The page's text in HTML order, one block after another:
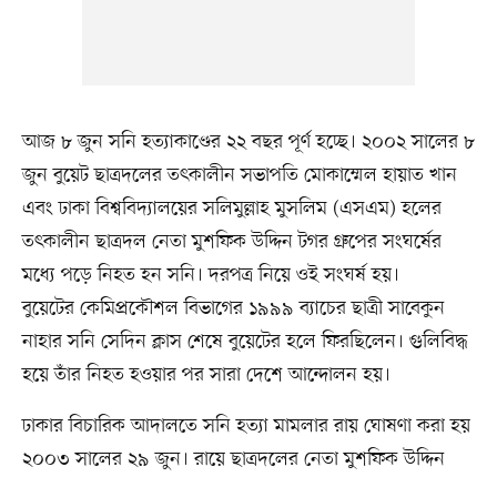
আজ ৮ জুন সনি হত্যাকাণ্ডের ২২ বছর পূর্ণ হচ্ছে। ২০০২ সালের ৮
জুন বুয়েট ছাত্রদলের তৎকালীন সভাপতি মোকাম্মেল হায়াত খান
এবং ঢাকা বিশ্ববিদ্যালয়ের সলিমুল্লাহ মুসলিম (এসএম) হলের
তৎকালীন ছাত্রদল নেতা মুশফিক উদ্দিন টগর গ্রুপের সংঘর্ষের
মধ্যে পড়ে নিহত হন সনি। দরপত্র নিয়ে ওই সংঘর্ষ হয়।
বুয়েটের কেমিপ্রকৌশল বিভাগের ১৯৯৯ ব্যাচের ছাত্রী সাবেকুন
নাহার সনি সেদিন ক্লাস শেষে বুয়েটের হলে ফিরছিলেন। গুলিবিদ্ধ
হয়ে তাঁর নিহত হওয়ার পর সারা দেশে আন্দোলন হয়।
ঢাকার বিচারিক আদালতে সনি হত্যা মামলার রায় ঘোষণা করা হয়
২০০৩ সালের ২৯ জুন। রায়ে ছাত্রদলের নেতা মুশফিক উদ্দিন